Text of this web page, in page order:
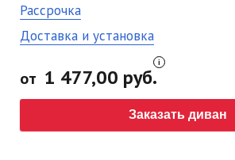
Рассрочка
Доставка и установка
от 1 477,00 руб.
Заказать диван